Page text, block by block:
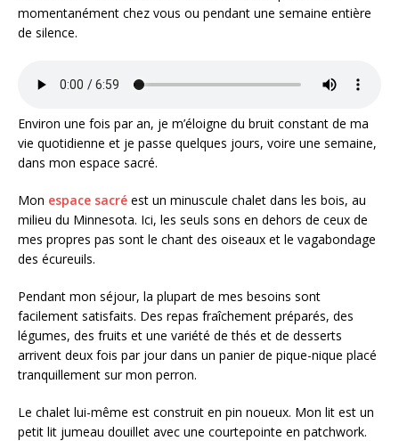
momentanément chez vous ou pendant une semaine entière
de silence.
Environ une fois par an, je m’éloigne du bruit constant de ma
vie quotidienne et je passe quelques jours, voire une semaine,
dans mon espace sacré.
Mon espace sacré est un minuscule chalet dans les bois, au
milieu du Minnesota. Ici, les seuls sons en dehors de ceux de
mes propres pas sont le chant des oiseaux et le vagabondage
des écureuils.
Pendant mon séjour, la plupart de mes besoins sont
facilement satisfaits. Des repas fraîchement préparés, des
légumes, des fruits et une variété de thés et de desserts
arrivent deux fois par jour dans un panier de pique-nique placé
tranquillement sur mon perron.
Le chalet lui-même est construit en pin noueux. Mon lit est un
petit lit jumeau douillet avec une courtepointe en patchwork.